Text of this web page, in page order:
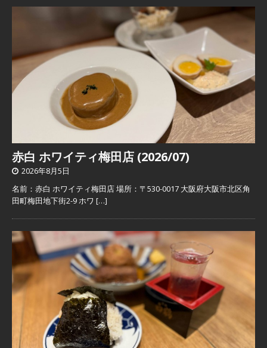
赤白 ホワイティ梅田店 (2026/07)
2026年8月5日
名前：赤白 ホワイティ梅田店 場所：〒530-0017 大阪府大阪市北区角
田町梅田地下街2-9 ホワ […]